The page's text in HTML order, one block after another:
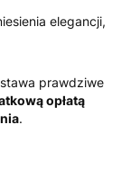
elegancji,
prawdziwe
opłatą
.